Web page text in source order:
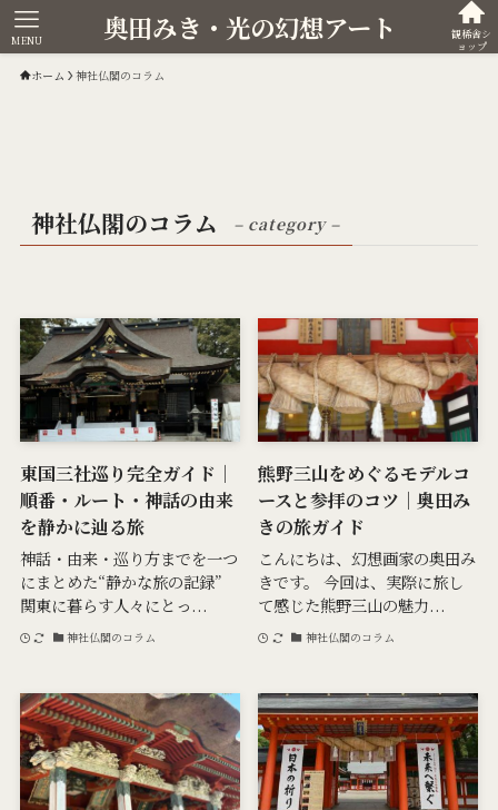
奥田みき・光の幻想アート 観稀舎シ
ョップ
MENU
ホーム 神社仏閣のコラム
神社仏閣のコラム – category –
東国三社巡り完全ガイド｜
順番・ルート・神話の由来
を静かに辿る旅
神話・由来・巡り方までを一つ
にまとめた“静かな旅の記録”
関東に暮らす人々にとっ...
神社仏閣のコラム
熊野三山をめぐるモデルコ
ースと参拝のコツ｜奥田み
きの旅ガイド
こんにちは、幻想画家の奥田み
きです。 今回は、実際に旅し
て感じた熊野三山の魅力...
神社仏閣のコラム